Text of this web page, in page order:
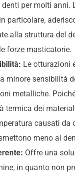
denti per molti anni.
particolare,
alla struttura del
forze masticatorie.
Le otturazioni
minore sensibilità
metalliche.
termica dei
causati da
meno al
Offre una
in quanto non